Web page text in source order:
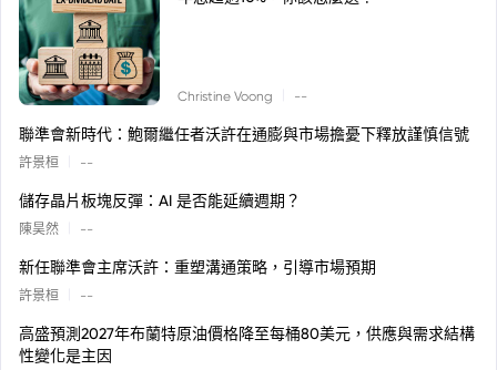
Christine Voong --
聯準會新時代：鮑爾繼任者沃許在通膨與市場擔憂下釋放謹慎信號
許景桓 --
儲存晶片板塊反彈：AI 是否能延續週期？
陳昊然 --
新任聯準會主席沃許：重塑溝通策略，引導市場預期
許景桓 --
高盛預測2027年布蘭特原油價格降至每桶80美元，供應與需求結構
性變化是主因